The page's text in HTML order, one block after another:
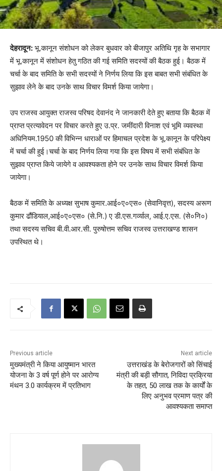
देहरादून: भू.कानून संशोधन को लेकर बुधवार को बीजापुर अतिथि गृह के सभागार
में भू.कानून में संशोधन हेतु गठित की गई समिति सदस्यों की बैठक हुई। बैठक में
चर्चा के बाद समिति के सभी सदस्यों ने निर्णय लिया कि इस बाबत सभी संबंधित के
सुझाव लेने के बाद उनके साथ विचार विमर्श किया जायेगा।
उप राजस्व आयुक्त राजस्व परिषद देवानंद ने जानकारी देते हुए बताया कि बैठक में
प्राप्त प्रत्यावेदन पर विचार करते हुए उ.प्र. जमींदारी विनाश एवं भूमि व्यवस्था
अधिनियम.1950 की विभिन्न धाराओं पर हिमाचल प्रदेश के भू.कानून के परिपेक्ष्य
में चर्चा की हुई।चर्चा के बाद निर्णय लिया गया कि इस विषय में सभी संबंधित के
सुझाव प्राप्त किये जायेगे व आवश्यकता होने पर उनके साथ विचार विमर्श किया
जायेगा।
बैठक में समिति के अध्यक्ष सुभाष कुमार.आई०ए०एस० (सेवानिवृत्त), सदस्य अरूण
कुमार ढौंडियाल,आई०ए०एस० (से.नि.) ए डी.एस.गर्व्याल, आई.ए.एस. (से०नि०)
तथा सदस्य सचिव बी.वी.आर.सी. पुरुषोत्तम सचिव राजस्व उत्तराखण्ड शासन
उपस्थित थे।
Previous article
मुख्यमंत्री ने किया आयुष्मान भारत
योजना के 3 वर्ष पूर्ण होने पर आरोग्य
मंथन 3.0 कार्यक्रम में प्रतिभाग
Next article
उत्तराखंड के बेरोजगारों को सिंचाई
मंत्री की बड़ी सौगात, निविदा प्रक्रिया
के तहत, 50 लाख तक के कार्यों के
लिए अनुभव प्रमाण पत्र की
आवश्यकता समाप्त